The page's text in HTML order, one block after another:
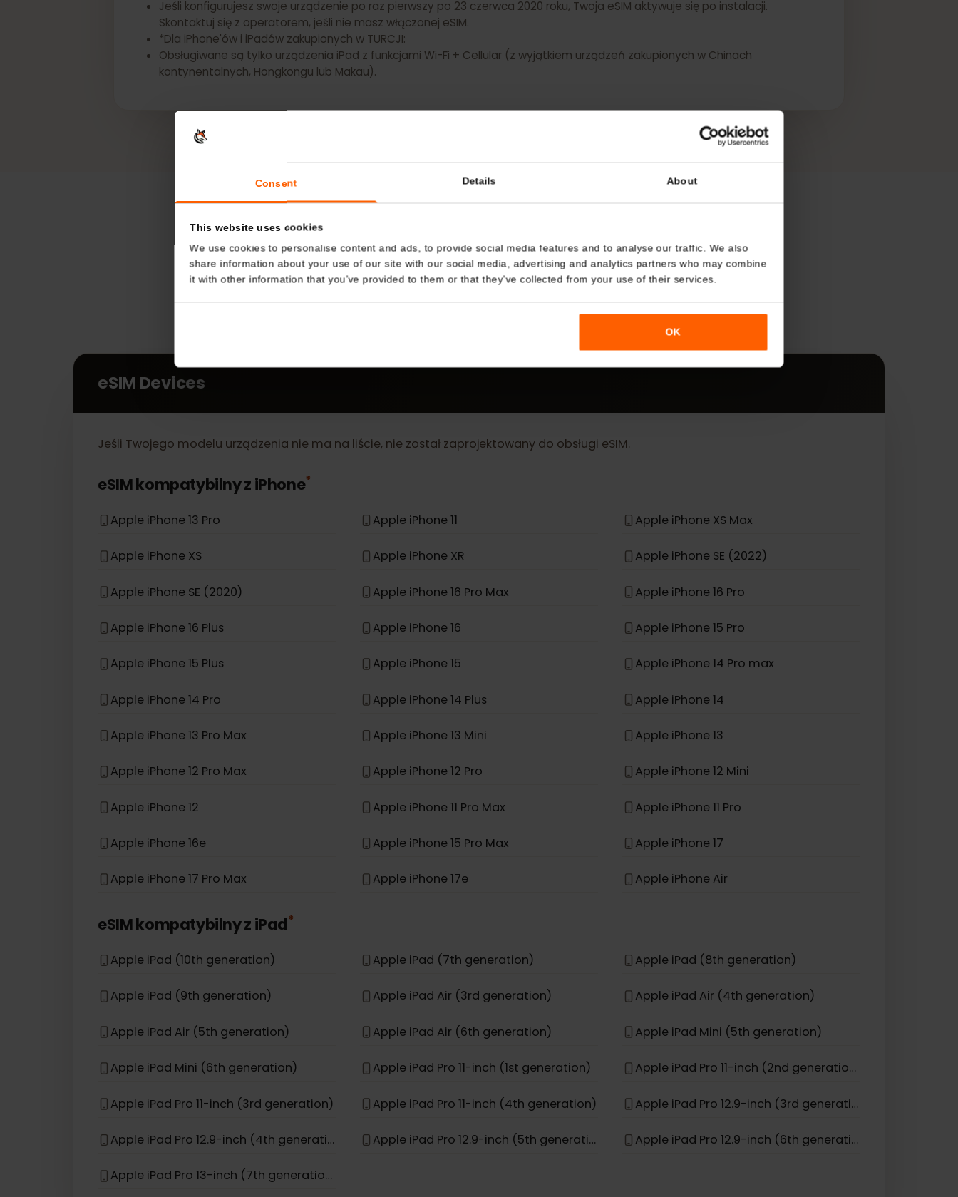
Consent Details About
We use cookies to personalise content and ads, to provide social media features and to analyse our traffic. We also
share information about your use of our site with our social media, advertising and analytics partners who may combine
it with other information that you’ve provided to them or that they’ve collected from your use of their services.
Urządzenia iPhone z Chin kontynentalnych, Hongkongu i Makau (z wyjątkiem iPhone 13 Mini, iPhone 12 Mini, iPhone SE 2020 i
iPhone XS).
Apple Watch obecnie NIE jest kompatybilny.
Modele Pixel 3a zakupione w Azji Południowo-Wschodniej i z usługą Verizon.
Jeśli konfigurujesz swoje urządzenie po raz pierwszy po 23 czerwca 2020 roku, Twoja eSIM aktywuje się po instalacji.
*Dla iPhone'ów i iPadów zakupionych w TURCJI:
Obsługiwane są tylko urządzenia iPad z funkcjami Wi-Fi + Cellular (z wyjątkiem urządzeń zakupionych w Chinach
kontynentalnych, Hongkongu lub Makau).
eSIM Devices
Nasze karty eSIM działają również z następującymi urządzeniami.
eSIM Devices
eSIM kompatybilny z
Apple iPhone 13 Pro Apple iPhone 11 Apple iPhone XS Max
Apple iPhone XS Apple iPhone XR Apple iPhone SE (2022)
Apple iPhone SE (2020) Apple iPhone 16 Pro Max Apple iPhone 16 Pro
Apple iPhone 16 Plus Apple iPhone 16 Apple iPhone 15 Pro
Apple iPhone 15 Plus Apple iPhone 15 Apple iPhone 14 Pro max
Apple iPhone 14 Pro Apple iPhone 14 Plus Apple iPhone 14
Apple iPhone 13 Pro Max Apple iPhone 13 Mini Apple iPhone 13
Apple iPhone 12 Pro Max Apple iPhone 12 Pro Apple iPhone 12 Mini
Apple iPhone 12
Apple iPhone 16e Apple iPhone 15 Pro Max Apple iPhone 17
Apple iPhone 17 Pro Max Apple iPhone 17e Apple iPhone Air
eSIM kompatybilny z iPad